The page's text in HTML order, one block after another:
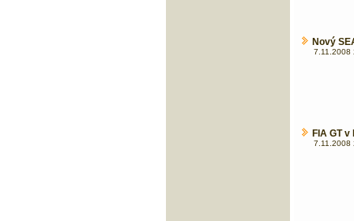
Nový
7.11.2008
FIA GT
7.11.2008